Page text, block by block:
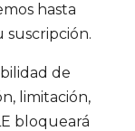
hasta
suscripción.
de
limitación,
bloqueará